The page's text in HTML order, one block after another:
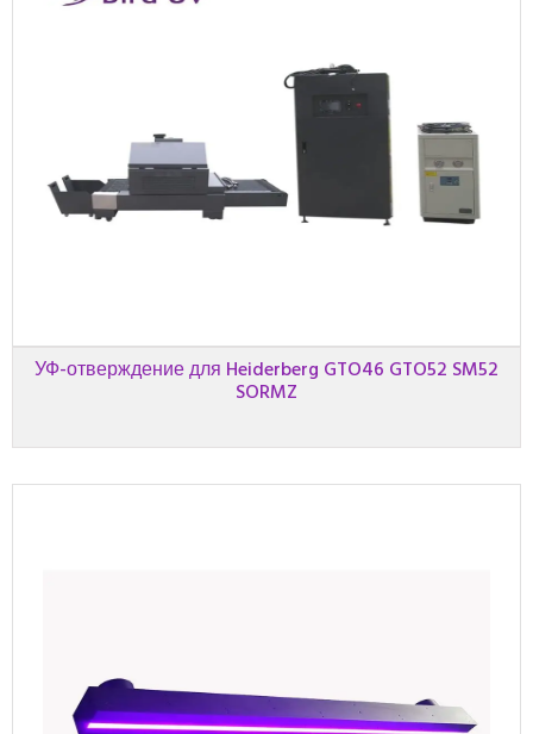
УФ-отверждение для Heiderberg GTO46 GTO52 SM52
SORMZ